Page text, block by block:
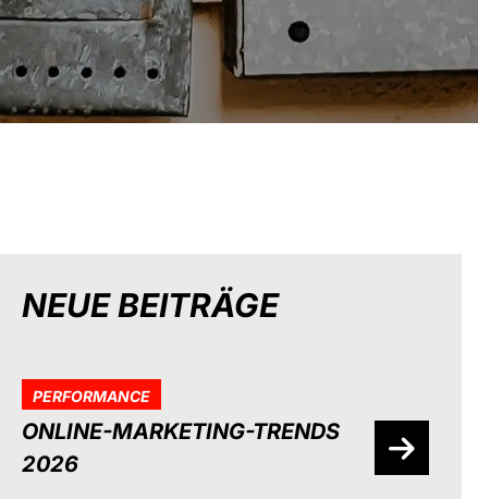
NEUE BEITRÄGE
PERFORMANCE
ONLINE-MARKETING-TRENDS
2026